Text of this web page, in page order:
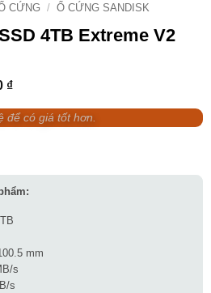
CỨNG / Ổ CỨNG SANDISK
4TB Extreme V2
₫.
₫Giá
tại
là:
để có giá tốt hơn.
mm
s
s